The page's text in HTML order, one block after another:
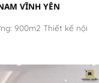
VĨNH YÊN
900m2 Thiết kế nội